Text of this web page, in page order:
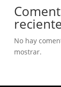
No hay
mostrar.